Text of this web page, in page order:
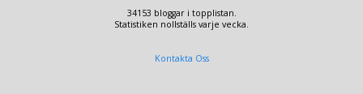
34153 bloggar i topplistan.
Statistiken nollställs varje vecka.
Kontakta Oss